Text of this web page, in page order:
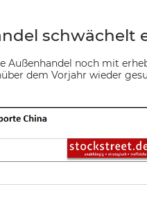
schwächelt
Außenhandel noch mit
dem Vorjahr wieder